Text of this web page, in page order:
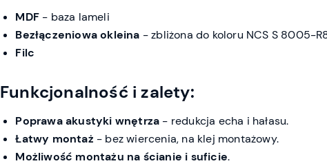
MDF - baza lameli
Bezłączeniowa okleina - zbliżona do koloru NCS S 8005-
Filc
Funkcjonalność i zalety:
Poprawa akustyki wnętrza - redukcja echa i hałasu.
Łatwy montaż - bez wiercenia, na klej montażowy.
Możliwość montażu na ścianie i suficie.